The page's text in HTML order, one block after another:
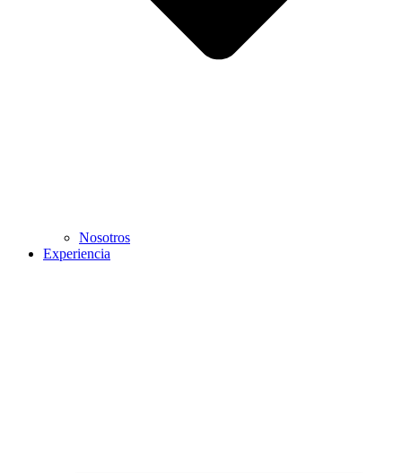
Nosotros
Experiencia